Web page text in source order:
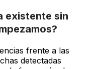
existente sin
frente a las
detectadas